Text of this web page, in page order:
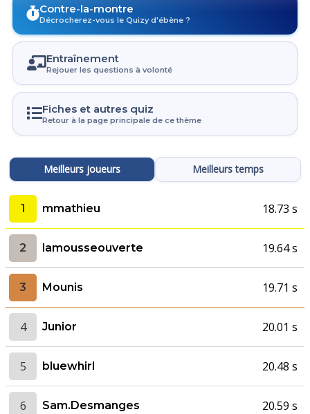
Contre-la-montre
Décrocherez-vous le Quizy d'ébène ?
Entraînement
Rejouer les questions à volonté
Fiches et autres quiz
Retour à la page principale de ce thème
Meilleurs joueurs Meilleurs temps
1 mmathieu 18.73 s
2 lamousseouverte 19.64 s
3 Mounis 19.71 s
4 Junior 20.01 s
5 bluewhirl 20.48 s
6 Sam.Desmanges 20.59 s